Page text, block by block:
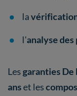
la
l'analyse
Lesgaranties
anset les